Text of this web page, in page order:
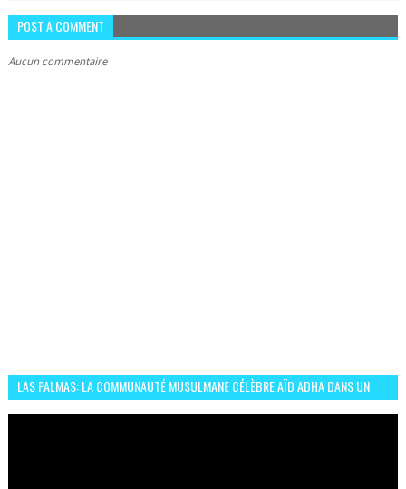
POST A COMMENT
Aucun commentaire
LAS PALMAS: LA COMMUNAUTÉ MUSULMANE CÉLÈBRE AÏD ADHA DANS UN